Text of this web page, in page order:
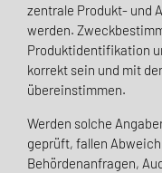
zentrale Produkt- und
werden.
Produktidentifikation
korrekt sein und mit
übereinstimmen.
Werden solche
geprüft, fallen
Behördenanfragen,